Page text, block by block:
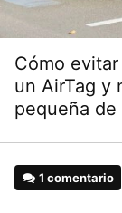
Cómo
un AirTag y
pequeña
1 comentario